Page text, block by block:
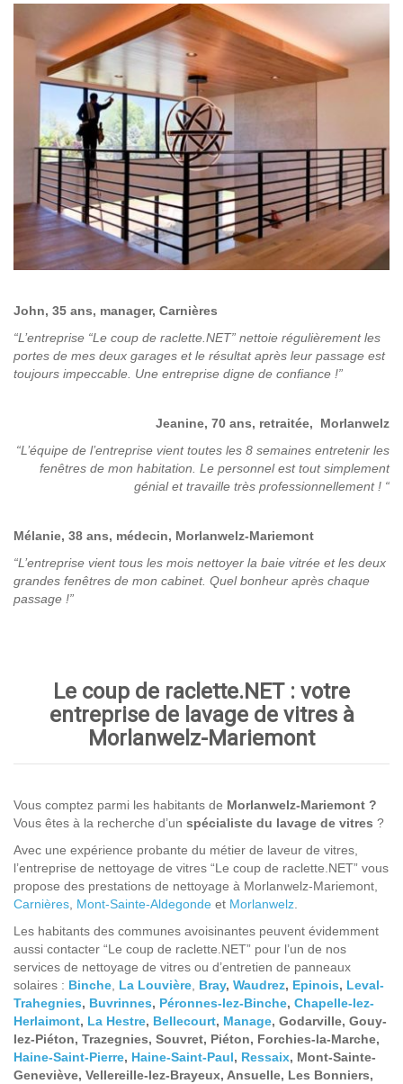
John, 35 ans, manager, Carnières
“L’entreprise “Le coup de raclette.NET” nettoie régulièrement les
portes de mes deux garages et le résultat après leur passage est
toujours impeccable. Une entreprise digne de confiance !”
Jeanine, 70 ans, retraitée, Morlanwelz
“L’équipe de l’entreprise vient toutes les 8 semaines entretenir les
fenêtres de mon habitation. Le personnel est tout simplement
génial et travaille très professionnellement ! “
Mélanie, 38 ans, médecin, Morlanwelz-Mariemont
“L’entreprise vient tous les mois nettoyer la baie vitrée et les deux
grandes fenêtres de mon cabinet. Quel bonheur après chaque
passage !”
Le coup de raclette.NET : votre
entreprise de lavage de vitres à
Morlanwelz-Mariemont
Vous comptez parmi les habitants de Morlanwelz-Mariemont ?
Vous êtes à la recherche d’un spécialiste du lavage de vitres ?
Avec une expérience probante du métier de laveur de vitres,
l’entreprise de nettoyage de vitres “Le coup de raclette.NET” vous
propose des prestations de nettoyage à Morlanwelz-Mariemont,
Carnières, Mont-Sainte-Aldegonde et Morlanwelz.
Les habitants des communes avoisinantes peuvent évidemment
aussi contacter “Le coup de raclette.NET” pour l’un de nos
services de nettoyage de vitres ou d’entretien de panneaux
solaires : Binche, La Louvière, Bray, Waudrez, Epinois, Leval-
Trahegnies, Buvrinnes, Péronnes-lez-Binche, Chapelle-lez-
Herlaimont, La Hestre, Bellecourt, Manage, Godarville, Gouy-
lez-Piéton, Trazegnies, Souvret, Piéton, Forchies-la-Marche,
Haine-Saint-Pierre, Haine-Saint-Paul, Ressaix, Mont-Sainte-
Geneviève, Vellereille-lez-Brayeux, Ansuelle, Les Bonniers,